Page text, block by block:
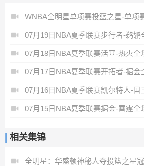
WNBA全明星单项赛投篮之星-单项
07月19日NBA夏季联赛步行者-鹈鹕
07月18日NBA夏季联赛活塞-热火全
07月17日NBA夏季联赛开拓者-掘金
07月16日NBA夏季联赛凯尔特人-国
07月15日NBA夏季联赛掘金-雷霆全
相关集锦